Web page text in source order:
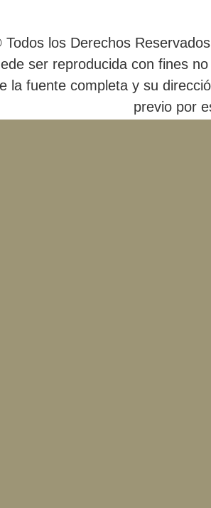
Todos los Derechos
ser reproducida con fines
la fuente completa y su
previo por